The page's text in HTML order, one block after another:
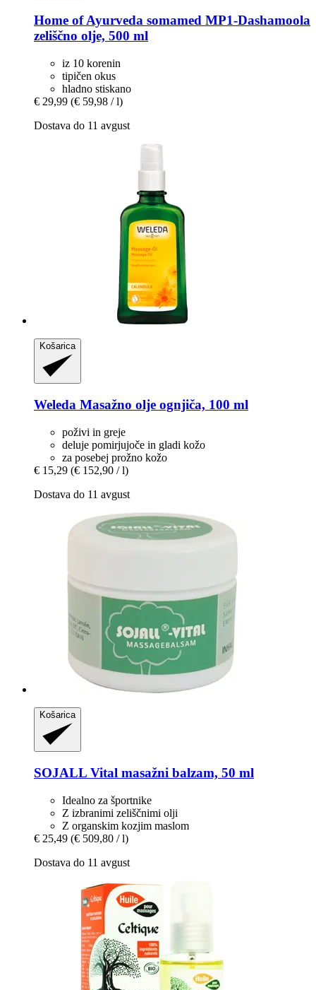
Home of Ayurveda somamed MP1-​Dashamoola
zeliščno olje, 500 ml
iz 10 korenin
tipičen okus
hladno stiskano
€ 29,99 (€ 59,98 / l)
Dostava do 11 avgust
Košarica
Weleda Masažno olje ognjiča, 100 ml
poživi in greje
deluje pomirjujoče in gladi kožo
za posebej prožno kožo
€ 15,29 (€ 152,90 / l)
Dostava do 11 avgust
Košarica
SOJALL Vital masažni balzam, 50 ml
Idealno za športnike
Z izbranimi zeliščnimi olji
Z organskim kozjim maslom
€ 25,49 (€ 509,80 / l)
Dostava do 11 avgust